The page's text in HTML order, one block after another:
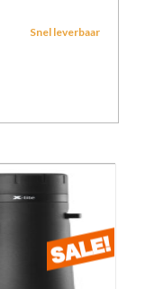
Snel leverbaar